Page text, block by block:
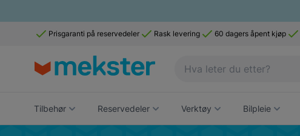
Prisgaranti på reservedeler Rask levering 60 dagers åpent kjøp
Tilbehør Reservedeler Verktøy Bilpleie